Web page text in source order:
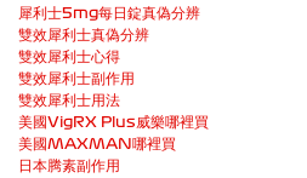
犀利士5mg每日錠真偽分辨
雙效犀利士真偽分辨
雙效犀利士心得
雙效犀利士副作用
雙效犀利士用法
美國VigRX Plus威樂哪裡買
美國MAXMAN哪裡買
日本腾素副作用